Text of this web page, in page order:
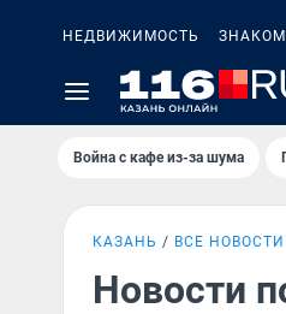
НЕДВИЖИМОСТЬ
Война с кафе из-за шума
КАЗАНЬ ВСЕ НОВОСТИ
Новости